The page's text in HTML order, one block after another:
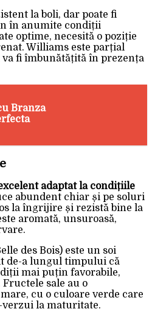
la boli, dar poate fi
în anumite condiții
optime, necesită o poziție
Williams este parțial
fi îmbunătățită în prezența
Branza
adaptat la condițiile
abundent chiar și pe soluri
la îngrijire și rezistă bine la
aromată, unsuroasă,
des Bois) este un soi
de-a lungul timpului că
mai puțin favorabile,
sale au o
cu o culoare verde care
verzui la maturitate.